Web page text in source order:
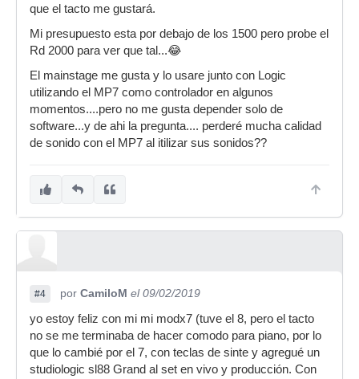
que el tacto me gustará.
Mi presupuesto esta por debajo de los 1500 pero probe el
Rd 2000 para ver que tal...😂
El mainstage me gusta y lo usare junto con Logic
utilizando el MP7 como controlador en algunos
momentos....pero no me gusta depender solo de
software...y de ahi la pregunta.... perderé mucha calidad
de sonido con el MP7 al itilizar sus sonidos??
#4 por CamiloM el 09/02/2019
yo estoy feliz con mi mi modx7 (tuve el 8, pero el tacto
no se me terminaba de hacer comodo para piano, por lo
que lo cambié por el 7, con teclas de sinte y agregué un
studiologic sl88 Grand al set en vivo y producción. Con